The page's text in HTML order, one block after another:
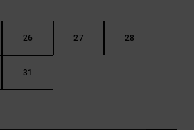
26 27 28
31